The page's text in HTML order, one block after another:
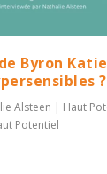
Byron
?
Alsteen | Haut
Potentiel